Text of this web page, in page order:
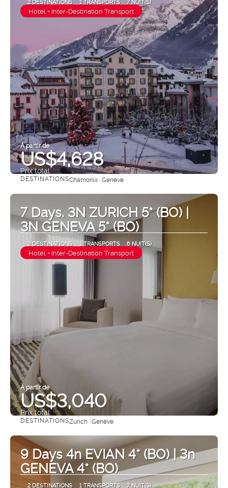
Hotel + Inter-Destination Transport
À partir de
US$4,628
Prix ​​total
Afficher
DESTINATIONSChamonix · Genève
7 Days. 3N ZURICH 5* (BO) |
3N GENEVA 5* (BO)
2 DESTINATIONS 1 TRANSPORTS 6 NUIT(S)
Hotel + Inter-Destination Transport
À partir de
US$3,040
Prix ​​total
Afficher
DESTINATIONSZurich · Genève
9 Days 4n EVIAN 4* (BO) | 3n
GENEVA 4* (BO)
2 DESTINATIONS 1 TRANSPORTS 7 NUIT(S)